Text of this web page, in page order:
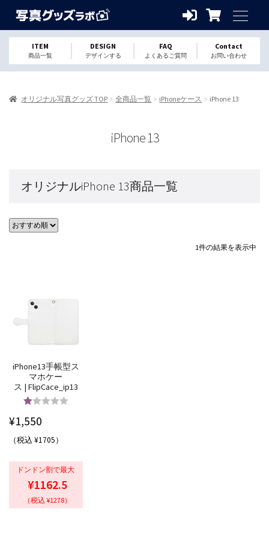
ITEM
商品一覧
DESIGN
デザインする
FAQ
よくあるご質問
Contact
お問い合わせ
オリジナル写真グッズ TOP 全商品一覧 iPhoneケース iPhone 13
iPhone 13
オリジナルiPhone 13商品一覧
1件の結果を表示中
iPhone13手帳型ス
マホケー
ス | FlipCace_ip13
の評価
¥1,550
（税込 ¥1705）
ドンドン割で最大
¥1162.5
（税込 ¥1278）